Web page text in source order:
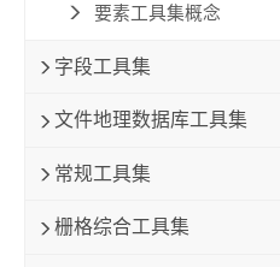
要素工具集概念
字段工具集
文件地理数据库工具集
常规工具集
栅格综合工具集